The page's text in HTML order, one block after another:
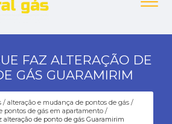
FAZ ALTERAÇÃO DE
GÁS GUARAMIRIM
alteração e mudança de pontos de gás
pontos de gás em apartamento
alteração de ponto de gás Guaramirim